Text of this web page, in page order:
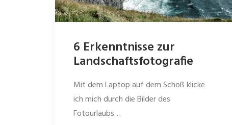
6 Erkenntnisse zur
Landschaftsfotografie
Mit dem Laptop auf dem Schoß klicke
ich mich durch die Bilder des
Fotourlaubs…